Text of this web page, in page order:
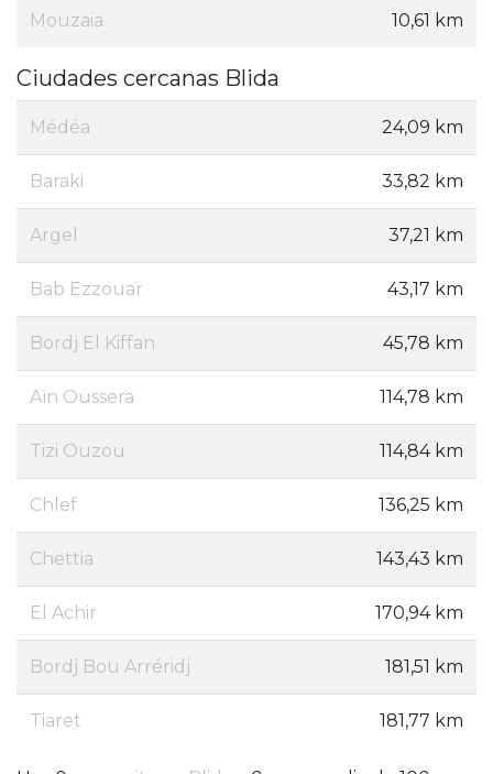
Mouzaia 10,61 km
Ciudades cercanas Blida
Médéa 24,09 km
Baraki 33,82 km
Argel 37,21 km
Bab Ezzouar 43,17 km
Bordj El Kiffan 45,78 km
Aïn Oussera 114,78 km
Tizi Ouzou 114,84 km
Chlef 136,25 km
Chettia 143,43 km
El Achir 170,94 km
Bordj Bou Arréridj 181,51 km
Tiaret 181,77 km